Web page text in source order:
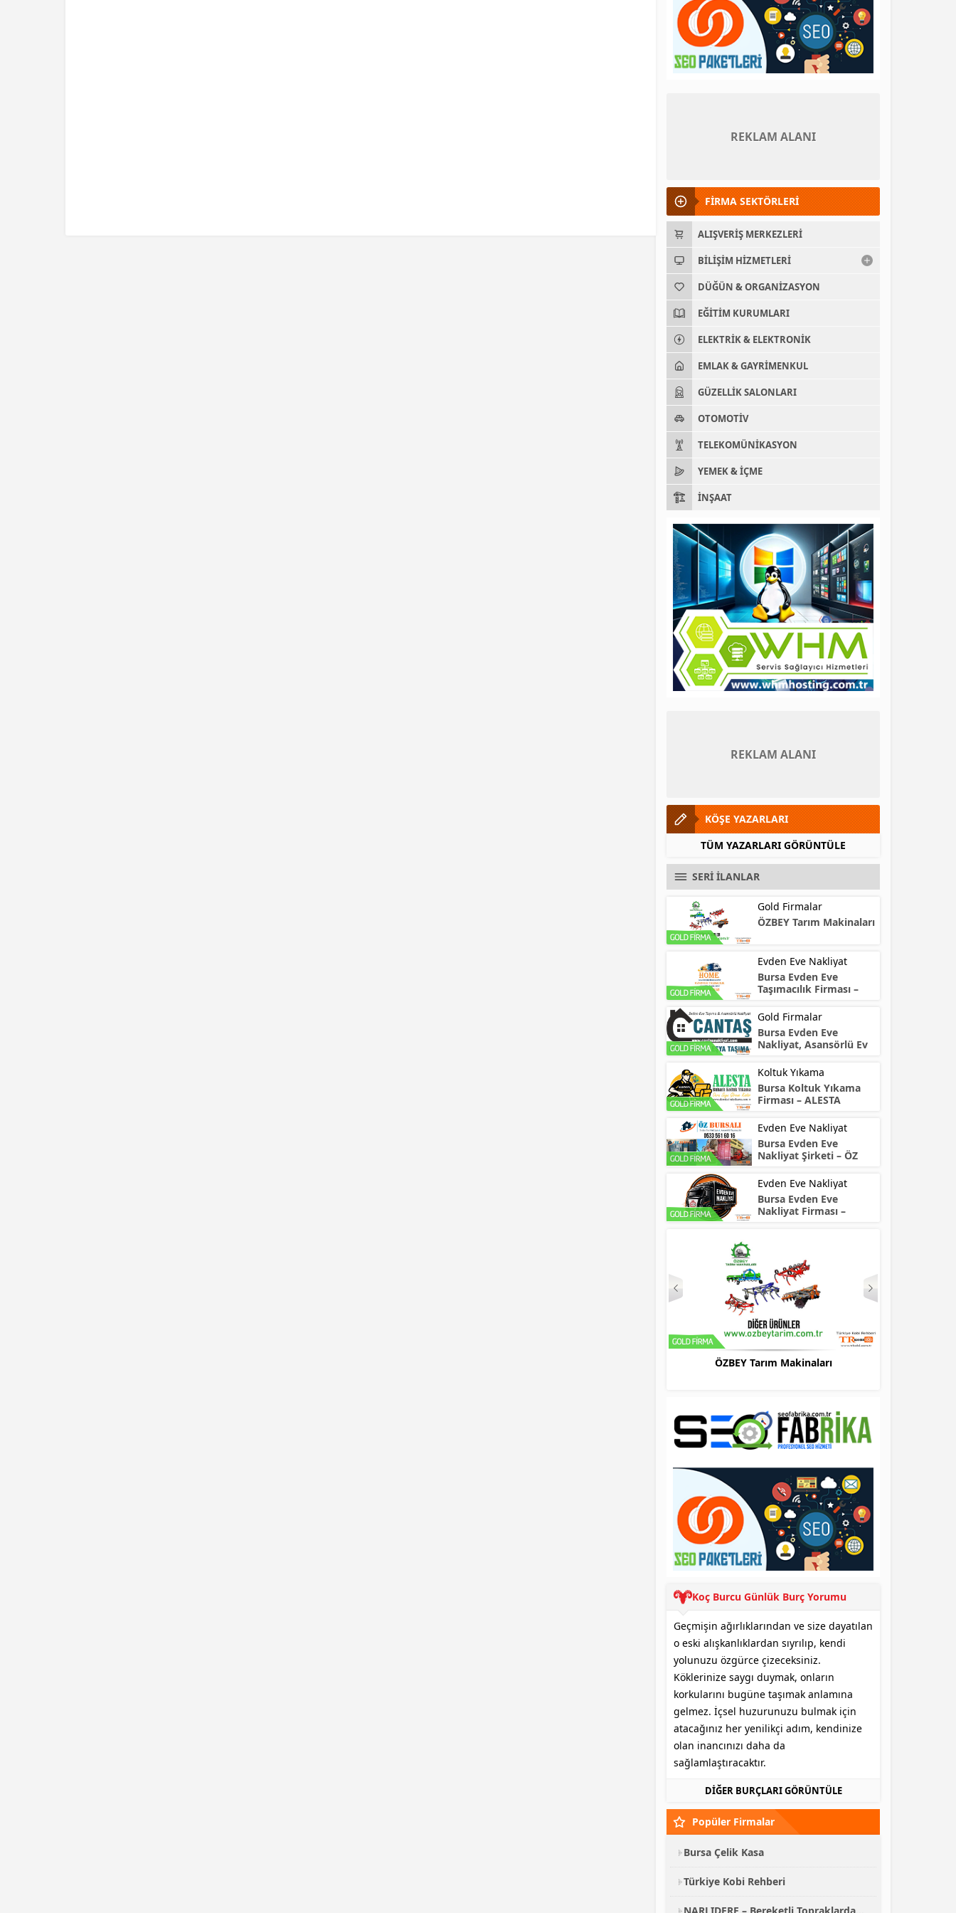
REKLAM ALANI
FİRMA SEKTÖRLERİ
ALIŞVERIŞ MERKEZLERI
BILIŞIM HIZMETLERI
DÜĞÜN & ORGANIZASYON
EĞITIM KURUMLARI
ELEKTRIK & ELEKTRONIK
EMLAK & GAYRIMENKUL
GÜZELLIK SALONLARI
OTOMOTIV
TELEKOMÜNIKASYON
YEMEK & İÇME
İNŞAAT
REKLAM ALANI
KÖŞE YAZARLARI
TÜM YAZARLARI GÖRÜNTÜLE
SERİ İLANLAR
Gold Firmalar
ÖZBEY Tarım Makinaları
Evden Eve Nakliyat
Bursa Evden Eve
Taşımacılık Firması –
Gold Firmalar
Bursa Evden Eve
Nakliyat, Asansörlü Ev
Koltuk Yıkama
Bursa Koltuk Yıkama
Firması – ALESTA
Evden Eve Nakliyat
Bursa Evden Eve
Nakliyat Şirketi – ÖZ
Evden Eve Nakliyat
Bursa Evden Eve
Nakliyat Firması –
ÖZBEY Tarım Makinaları
Koç Burcu Günlük Burç Yorumu
Geçmişin ağırlıklarından ve size dayatılan
o eski alışkanlıklardan sıyrılıp, kendi
yolunuzu özgürce çizeceksiniz.
Köklerinize saygı duymak, onların
korkularını bugüne taşımak anlamına
gelmez. İçsel huzurunuzu bulmak için
atacağınız her yenilikçi adım, kendinize
olan inancınızı daha da
sağlamlaştıracaktır.
DİĞER BURÇLARI GÖRÜNTÜLE
Popüler Firmalar
Bursa Çelik Kasa
Türkiye Kobi Rehberi